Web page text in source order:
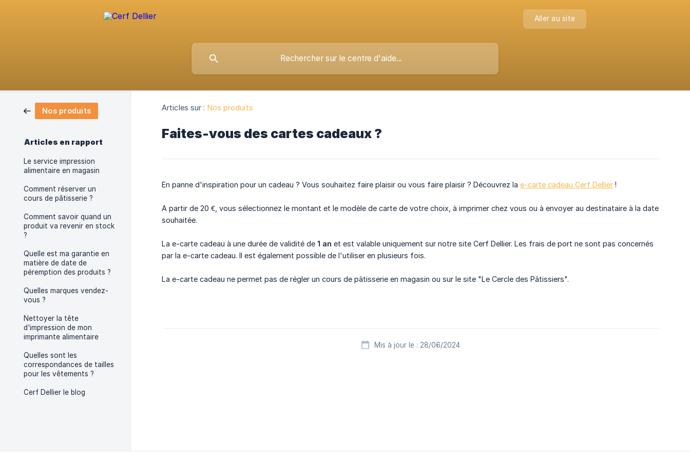
Aller au site
Nos produits
Articles en rapport
Le service impression
alimentaire en magasin
Comment réserver un
cours de pâtisserie ?
Comment savoir quand un
produit va revenir en stock
?
Quelle est ma garantie en
matière de date de
péremption des produits ?
Quelles marques vendez-
vous ?
Nettoyer la tête
d'impression de mon
imprimante alimentaire
Quelles sont les
correspondances de tailles
pour les vêtements ?
Cerf Dellier le blog
Articles sur : Nos produits
Faites-vous des cartes cadeaux ?
En panne d'inspiration pour un cadeau ? Vous souhaitez faire plaisir ou vous faire plaisir ? Découvrez la e-carte cadeau Cerf Dellier !
A partir de 20 €, vous sélectionnez le montant et le modèle de carte de votre choix, à imprimer chez vous ou à envoyer au destinataire à la date
souhaitée.
La e-carte cadeau à une durée de validité de 1 an et est valable uniquement sur notre site Cerf Dellier. Les frais de port ne sont pas concernés
par la e-carte cadeau. Il est également possible de l'utiliser en plusieurs fois.
La e-carte cadeau ne permet pas de régler un cours de pâtisserie en magasin ou sur le site "Le Cercle des Pâtissiers".
Mis à jour le : 28/06/2024